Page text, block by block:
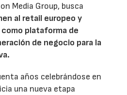
Media Group, busca
al retail europeo y
plataforma de
de negocio para la
años celebrándose en
una nueva etapa